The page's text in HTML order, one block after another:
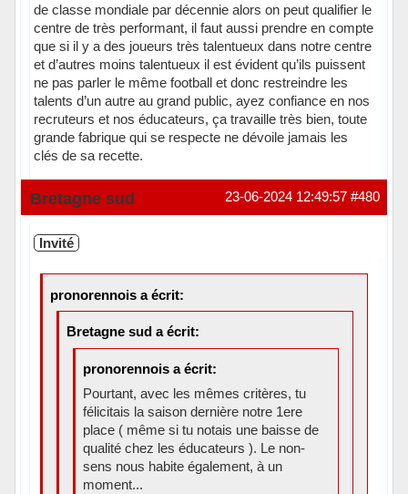
de classe mondiale par décennie alors on peut qualifier le
centre de très performant, il faut aussi prendre en compte
que si il y a des joueurs très talentueux dans notre centre
et d’autres moins talentueux il est évident qu’ils puissent
ne pas parler le même football et donc restreindre les
talents d’un autre au grand public, ayez confiance en nos
recruteurs et nos éducateurs, ça travaille très bien, toute
grande fabrique qui se respecte ne dévoile jamais les
clés de sa recette.
Hors ligne #480
23-06-2024 12:49:57
Bretagne sud
Invité
pronorennois a écrit:
Bretagne sud a écrit:
pronorennois a écrit:
Pourtant, avec les mêmes critères, tu
félicitais la saison dernière notre 1ere
place ( même si tu notais une baisse de
qualité chez les éducateurs ). Le non-
sens nous habite également, à un
moment...